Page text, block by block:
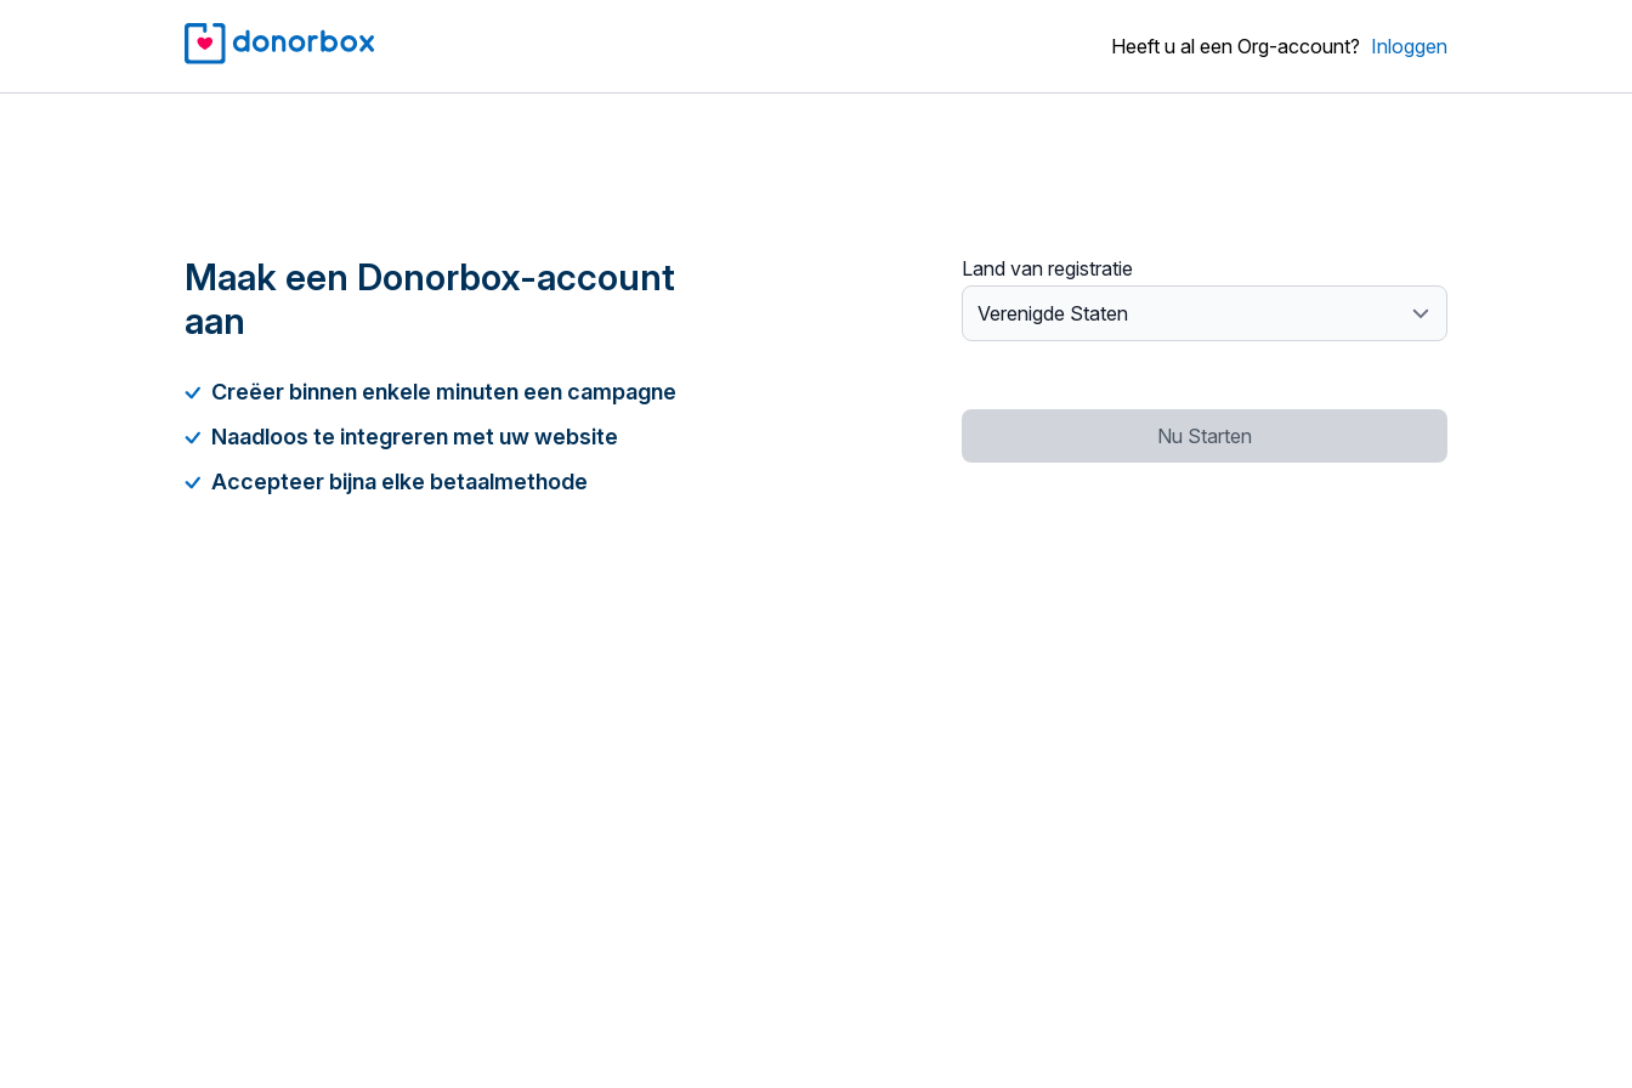
Heeft u al een Org-account? Inloggen
Maak een Donorbox-account
aan
Creëer binnen enkele minuten een campagne
Naadloos te integreren met uw website
Accepteer bijna elke betaalmethode
Land van registratie
Nu Starten